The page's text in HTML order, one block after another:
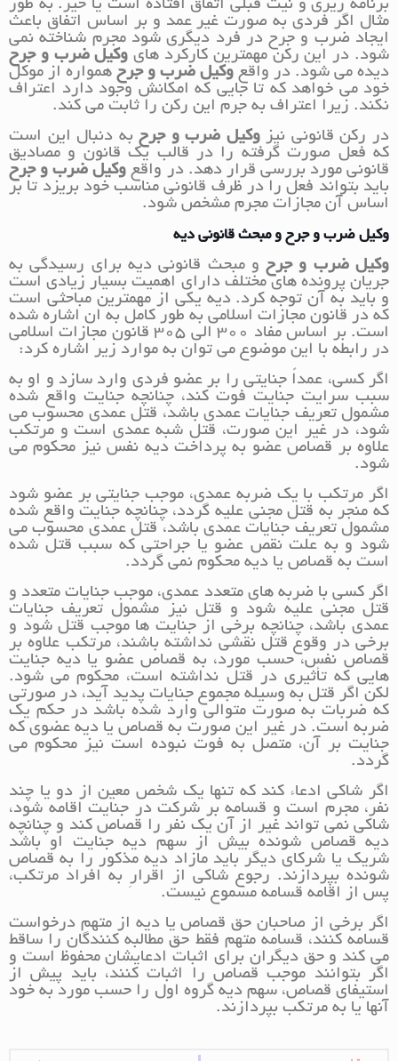
برنامه ریزی و نیت قبلی اتفاق افتاده است یا خیر. به طور
مثال اگر فردی به صورت غیر عمد و بر اساس اتفاق باعث
ایجاد ضرب و جرح در فرد دیگری شود مجرم شناخته نمی
شود. در این رکن مهمترین کارکرد های وکیل ضرب و جرح
دیده می شود. در واقع وکیل ضرب و جرح همواره از موکل
خود می خواهد که تا جایی که امکانش وجود دارد اعتراف
نکند. زیرا اعتراف به جرم این رکن را ثابت می کند.
در رکن قانونی نیزوکیل ضرب و جرحبه دنبال این است
که فعل صورت گرفته را در قالب یک قانون و مصادیق
قانونی مورد بررسی قرار دهد. در واقع وکیل ضرب و جرح
باید بتواند فعل را در ظرف قانونی مناسب خود بریزد تا بر
اساس آن مجازات مجرم مشخص شود.
وکیل ضرب و جرح و مبحث قانونی دیه
وکیل ضرب و جرحو مبحث قانونی دیه برای رسیدگی به
جریان پرونده های مختلف دارای اهمیت بسیار زیادی است
و باید به آن توجه کرد. دیه یکی از مهمترین مباحثی است
که در قانون مجازات اسلامی به طور کامل به ان اشاره شده
است. بر اساس مفاد 300 الی 305 قانون مجازات اسلامی
در رابطه با این موضوع می توان به موارد زیر اشاره کرد:
اگر کسی، عمداً جنایتی را بر عضو فردی وارد سازد و او به
سبب سرایت جنایت فوت کند، چنانچه جنایت واقع شده
مشمول تعریف جنایات عمدی باشد، قتل عمدی محسوب می
شود، در غیر این صورت، قتل شبه عمدی است و مرتکب
علاوه بر قصاص عضو به پرداخت دیه نفس نیز محکوم می
شود.
اگر مرتکب با یک ضربه عمدی، موجب جنایتی بر عضو شود
که منجر به قتل مجنی علیه گردد، چنانچه جنایت واقع شده
مشمول تعریف جنایات عمدی باشد، قتل عمدی محسوب می
شود و به علت نقص عضو یا جراحتی که سبب قتل شده
است به قصاص یا دیه محکوم نمی گردد.
اگر کسی با ضربه های متعدد عمدی، موجب جنایات متعدد و
قتل مجنی علیه شود و قتل نیز مشمول تعریف جنایات
عمدی باشد، چنانچه برخی از جنایت ها موجب قتل شود و
برخی در وقوع قتل نقشی نداشته باشند، مرتکب علاوه بر
قصاص نفس، حسب مورد، به قصاص عضو یا دیه جنایت
هایی که تأثیری در قتل نداشته است، محکوم می شود.
لکن اگر قتل به وسیله مجموع جنایات پدید آید، در صورتی
که ضربات به صورت متوالی وارد شده باشد در حکم یک
ضربه است. در غیر این صورت به قصاص یا دیه عضوی که
جنایت بر آن، متصل به فوت نبوده است نیز محکوم می
گردد.
اگر شاکی ادعاء کند که تنها یک شخص معین از دو یا چند
نفر، مجرم است و قسامه بر شرکت در جنایت اقامه شود،
شاکی نمی‌ تواند غیر از آن یک نفر را قصاص کند و چنانچه
دیه قصاص‌ شونده بیش از سهم دیه جنایت او باشد
شریک یا شرکای دیگر باید مازاد دیه مذکور را به قصاص‌
شونده بپردازند. رجوع شاکی از اقرارِ به افراد مرتکب،
پس از اقامه قسامه مسموع نیست.
اگر برخی از صاحبان حق قصاص یا دیه از متهم درخواست
قسامه کنند، قسامه متهم فقط حق مطالبه‌ کنندگان را ساقط
می‌ کند و حق دیگران برای اثبات ادعایشان محفوظ است و
اگر بتوانند موجب قصاص را اثبات کنند، باید پیش از
استیفای قصاص، سهم دیه گروه اول را حسب مورد به خود
آنها یا به مرتکب بپردازند.